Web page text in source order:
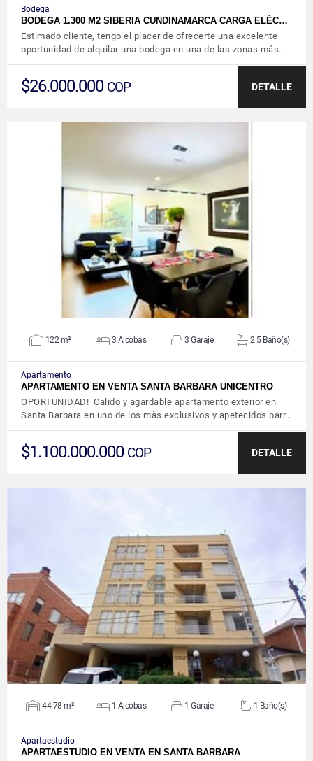
Bodega
BODEGA 1.300 M2 SIBERIA CUNDINAMARCA CARGA ELÉC…
Estimado cliente, tengo el placer de ofrecerte una excelente
oportunidad de alquilar una bodega en una de las zonas más…
$26.000.000 COP DETALLE
VER DETALLES
122 m² 3 Alcobas 3 Garaje 2.5 Baño(s)
Apartamento
APARTAMENTO EN VENTA SANTA BARBARA UNICENTRO
OPORTUNIDAD! Calido y agardable apartamento exterior en
Santa Barbara en uno de los màs exclusivos y apetecidos barr…
$1.100.000.000 COP DETALLE
VER DETALLES
44.78 m² 1 Alcobas 1 Garaje 1 Baño(s)
Apartaestudio
APARTAESTUDIO EN VENTA EN SANTA BARBARA